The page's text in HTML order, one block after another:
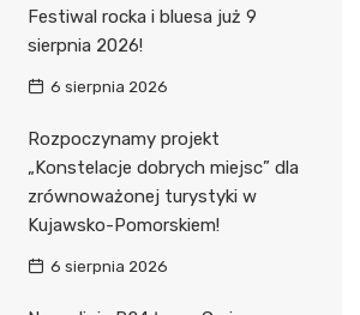
Festiwal rocka i bluesa już 9
sierpnia 2026!
6 sierpnia 2026
Rozpoczynamy projekt
„Konstelacje dobrych miejsc” dla
zrównoważonej turystyki w
Kujawsko-Pomorskiem!
6 sierpnia 2026